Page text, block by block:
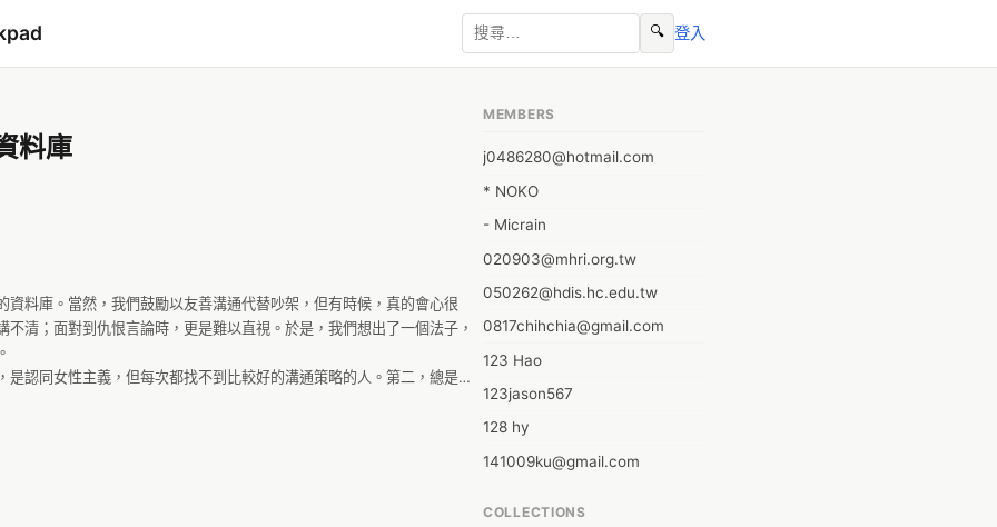
🔍 登入
料庫
資料庫。當然，我們鼓勵以友善溝通代替吵架，但有時候，真的會心很
不清；面對到仇恨言論時，更是難以直視。於是，我們想出了一個法子，
是認同女性主義，但每次都找不到比較好的溝通策略的人。第二，總是覺
MEMBERS
j0486280@hotmail.com
* NOKO
- Micrain
020903@mhri.org.tw
050262@hdis.hc.edu.tw
0817chihchia@gmail.com
123 Hao
123jason567
128 hy
141009ku@gmail.com
COLLECTIONS